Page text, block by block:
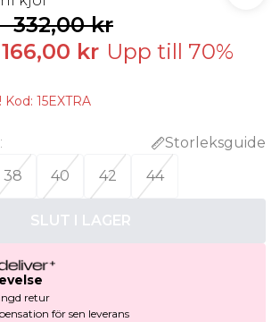
332,00 kr
166,00 kr Upp till 70%
15EXTRA
:
Storleksguide
38 40 42 44
SLUT I LAGER
retur
för sen leverans